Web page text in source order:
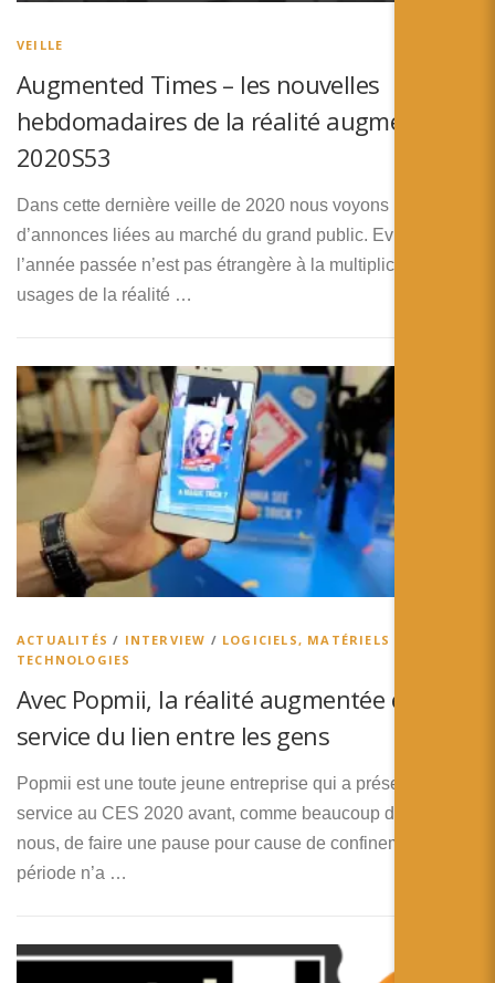
VEILLE
Augmented Times – les nouvelles
hebdomadaires de la réalité augmentée –
2020S53
Dans cette dernière veille de 2020 nous voyons beaucoup
d’annonces liées au marché du grand public. Evidemment,
l’année passée n’est pas étrangère à la multiplication des
usages de la réalité …
ACTUALITÉS / INTERVIEW / LOGICIELS, MATÉRIELS ET
TECHNOLOGIES
Avec Popmii, la réalité augmentée est au
service du lien entre les gens
Popmii est une toute jeune entreprise qui a présentée son
service au CES 2020 avant, comme beaucoup d’entre
nous, de faire une pause pour cause de confinement. Cette
période n’a …